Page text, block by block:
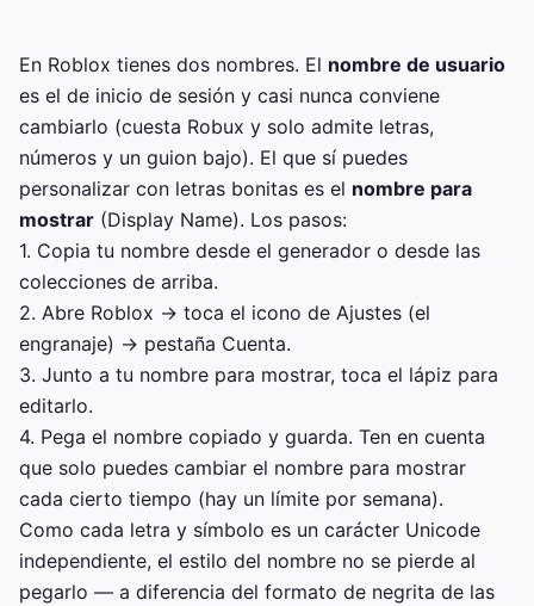
En Roblox tienes dos nombres. El nombre de usuario
es el de inicio de sesión y casi nunca conviene
cambiarlo (cuesta Robux y solo admite letras,
números y un guion bajo). El que sí puedes
personalizar con letras bonitas es el nombre para
mostrar (Display Name). Los pasos:
1. Copia tu nombre desde el generador o desde las
colecciones de arriba.
2. Abre Roblox → toca el icono de Ajustes (el
engranaje) → pestaña Cuenta.
3. Junto a tu nombre para mostrar, toca el lápiz para
editarlo.
4. Pega el nombre copiado y guarda. Ten en cuenta
que solo puedes cambiar el nombre para mostrar
cada cierto tiempo (hay un límite por semana).
Como cada letra y símbolo es un carácter Unicode
independiente, el estilo del nombre no se pierde al
pegarlo — a diferencia del formato de negrita de las